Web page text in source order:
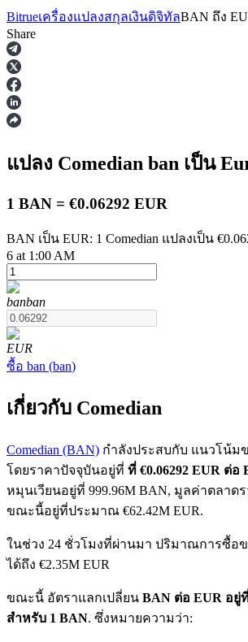
ฟิวเจอร์ส
ฟิวเจอร์สที่ใช้ USDT เป็นหลักประกัน
ฟิวเจอร์ส COIN-M
TradFi
อนุพันธ์ของหุ้น ฟอเร็กซ์ โลหะมีค่า
Bitrueเครื่องแปลงสกุลเงินดิจิทัลBAN ถึง
Share
แปลง Comedian ban เป็น
1 BAN = €0.06292 EUR
BAN เป็น EUR: 1 Comedian แปลงเป็น
6 at 1:00 AM
banban
EUR
ซื้อ ban (ban)
เกี่ยวกับ Comedian
Comedian (BAN) กำลังประสบกับ แนวโน้ม
โดยราคาปัจจุบันอยู่ที่ ที่ €0.06292 EUR ต่อ
หมุนเวียนอยู่ที่ 999.96M BAN, มูลค่าตลาดร
ขณะนี้อยู่ที่ประมาณ €62.42M EUR.
ในช่วง 24 ชั่วโมงที่ผ่านมา ปริมาณการซื้อข
ได้ถึง €2.35M EUR
ขณะนี้ อัตราแลกเปลี่ยน BAN ต่อ EUR อยู่
สำหรับ 1 BAN. ซึ่งหมายความว่า: